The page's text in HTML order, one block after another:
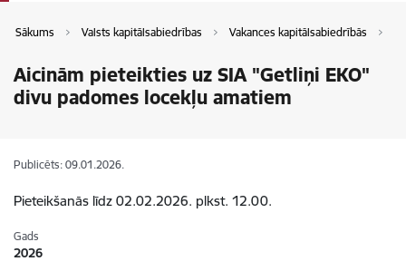
Sākums Valsts kapitālsabiedrības Vakances kapitālsabiedrībās
Aicinām pieteikties uz SIA "Getliņi EKO"
divu padomes locekļu amatiem
Publicēts: 09.01.2026.
Pieteikšanās līdz 02.02.2026. plkst. 12.00.
Gads
2026